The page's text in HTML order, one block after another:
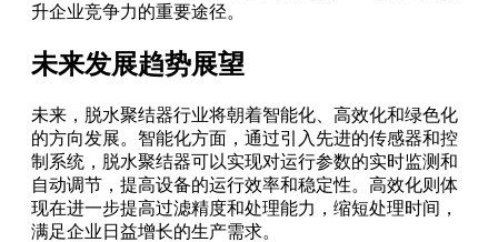
升企业竞争力的重要途径。
未来发展趋势展望
未来，脱水聚结器行业将朝着智能化、高效化和绿色化
的方向发展。智能化方面，通过引入先进的传感器和控
制系统，脱水聚结器可以实现对运行参数的实时监测和
自动调节，提高设备的运行效率和稳定性。高效化则体
现在进一步提高过滤精度和处理能力，缩短处理时间，
满足企业日益增长的生产需求。